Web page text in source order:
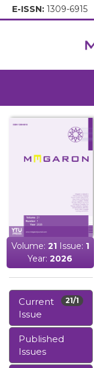
E-ISSN: 1309-6915
Volume: 21Issue: 1
Year:2026
21/1
Current
Issue
Published
Issues